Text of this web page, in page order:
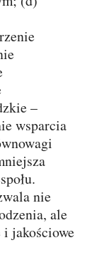
–
wsparcia
nie
ale
i jakościowe